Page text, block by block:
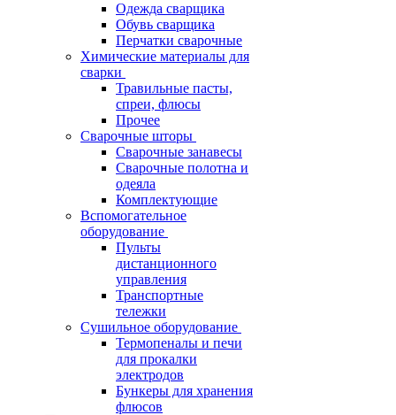
Одежда сварщика
Обувь сварщика
Перчатки сварочные
Химические материалы для
сварки
Травильные пасты,
спреи, флюсы
Прочее
Сварочные шторы
Сварочные занавесы
Сварочные полотна и
одеяла
Комплектующие
Вспомогательное
оборудование
Пульты
дистанционного
управления
Транспортные
тележки
Сушильное оборудование
Термопеналы и печи
для прокалки
электродов
Бункеры для хранения
флюсов